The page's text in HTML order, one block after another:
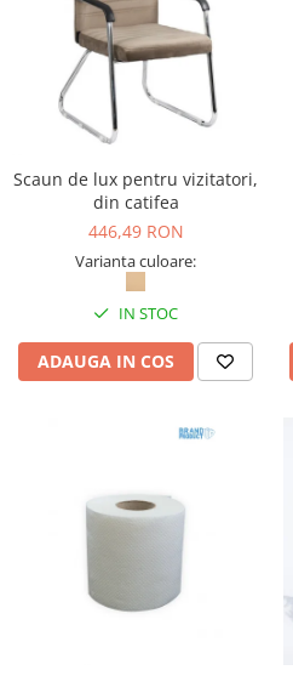
Scaun de lux pentru vizitatori,
din catifea
446,49 RON
Varianta culoare:
IN STOC
ADAUGA IN COS